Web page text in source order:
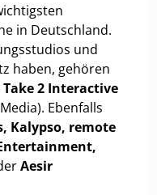
in Deutschland.
und
haben, gehören
Take 2 Interactive
Ebenfalls
Kalypso, remote
Aesir